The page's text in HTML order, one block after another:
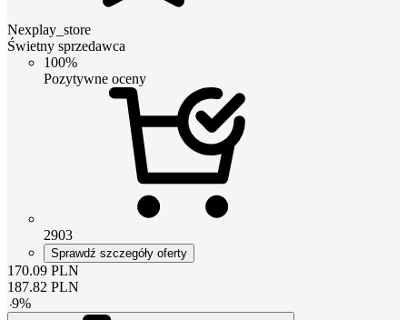
Nexplay_store
Świetny sprzedawca
100%
Pozytywne oceny
2903
Sprawdź szczegóły oferty
170.09 PLN
187.82 PLN
-9%